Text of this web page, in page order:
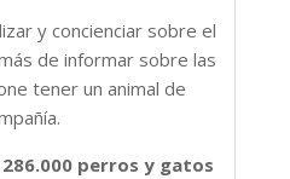
y concienciar sobre el
de informar sobre las
tener un animal de
286.000 perros y gatos